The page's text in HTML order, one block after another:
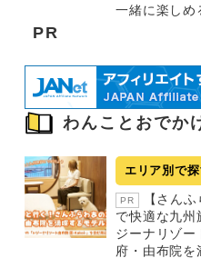
一緒に楽しめ
PR
わんことおでか
エリア別で
PR
【さん
で快適な九州
ジーナリゾ
府・由布院を